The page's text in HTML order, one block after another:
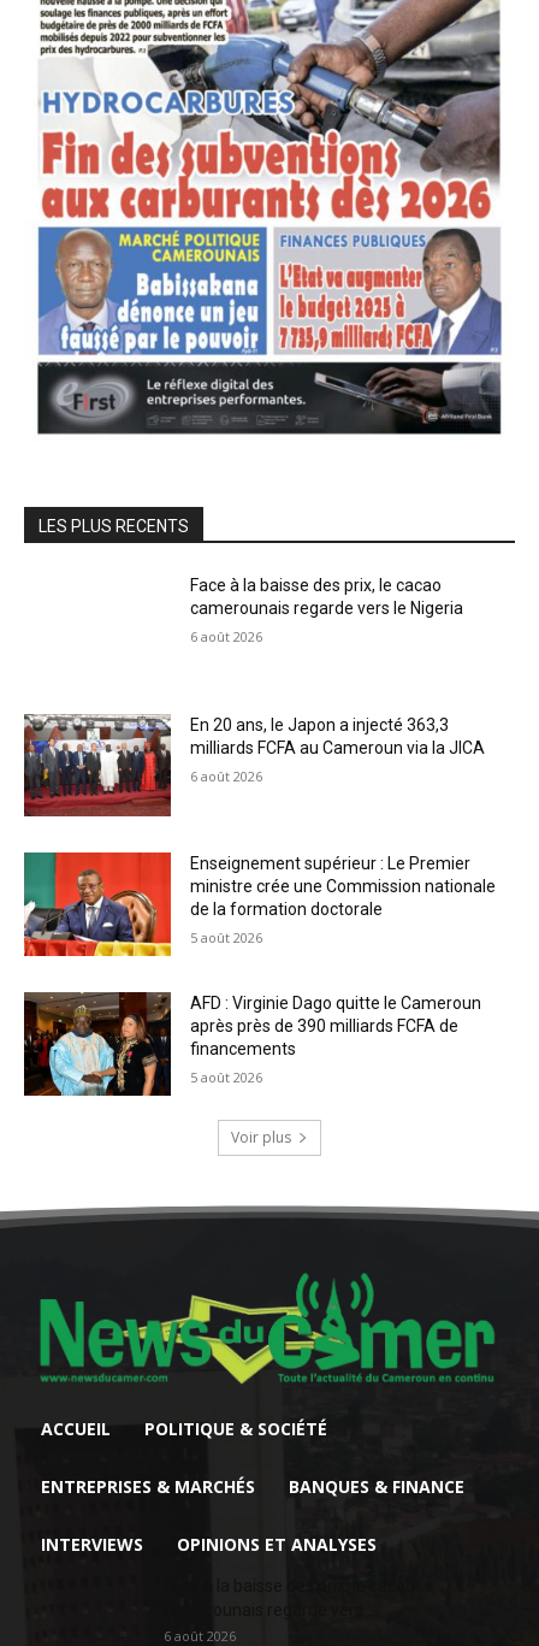
LES PLUS RECENTS
Face à la baisse des prix, le cacao
camerounais regarde vers le Nigeria
6 août 2026
En 20 ans, le Japon a injecté 363,3
milliards FCFA au Cameroun via la JICA
6 août 2026
Enseignement supérieur : Le Premier
ministre crée une Commission nationale
de la formation doctorale
5 août 2026
AFD : Virginie Dago quitte le Cameroun
après près de 390 milliards FCFA de
financements
5 août 2026
Voir plus
ACCUEIL POLITIQUE & SOCIÉTÉ
ENTREPRISES & MARCHÉS BANQUES & FINANCE
INTERVIEWS OPINIONS ET ANALYSES
6 août 2026